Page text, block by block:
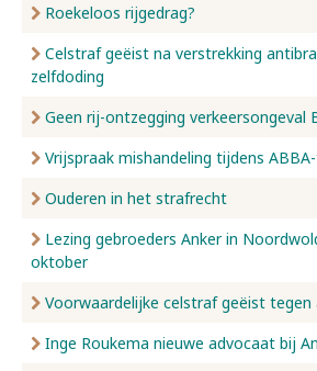
Roekeloos rijgedrag?
Celstraf geëist na verstrekking
zelfdoding
Geen rij-ontzegging verkeersongeval
Vrijspraak mishandeling tijdens
Ouderen in het strafrecht
Lezing gebroeders Anker in
oktober
Voorwaardelijke celstraf geëist
Inge Roukema nieuwe advocaat bij